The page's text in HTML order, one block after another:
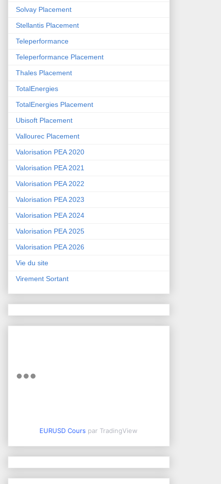
Solvay Placement
Stellantis Placement
Teleperformance
Teleperformance Placement
Thales Placement
TotalEnergies
TotalEnergies Placement
Ubisoft Placement
Vallourec Placement
Valorisation PEA 2020
Valorisation PEA 2021
Valorisation PEA 2022
Valorisation PEA 2023
Valorisation PEA 2024
Valorisation PEA 2025
Valorisation PEA 2026
Vie du site
Virement Sortant
EURUSD Cours par TradingView